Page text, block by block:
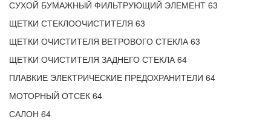
СУХОЙ БУМАЖНЫЙ ФИЛЬТРУЮЩИЙ ЭЛЕМЕНТ 63
ЩЕТКИ СТЕКЛООЧИСТИТЕЛЯ 63
ЩЕТКИ ОЧИСТИТЕЛЯ ВЕТРОВОГО СТЕКЛА 63
ЩЕТКИ ОЧИСТИТЕЛЯ ЗАДНЕГО СТЕКЛА 64
ПЛАВКИЕ ЭЛЕКТРИЧЕСКИЕ ПРЕДОХРАНИТЕЛИ 64
МОТОРНЫЙ ОТСЕК 64
САЛОН 64